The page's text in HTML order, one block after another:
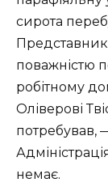
сирота
поважністю
робітному
Оліверові
потребував,
немає.